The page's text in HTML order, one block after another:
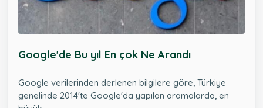
Google'de Bu yıl En çok Ne Arandı
Google verilerinden derlenen bilgilere göre, Türkiye
genelinde 2014'te Google'da yapılan aramalarda, en